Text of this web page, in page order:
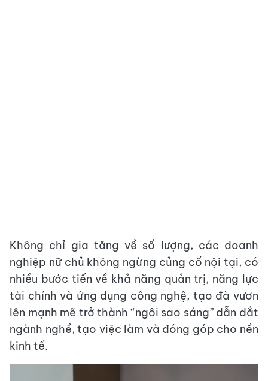
Không chỉ gia tăng về số lượng, các doanh
nghiệp nữ chủ không ngừng củng cố nội tại, có
nhiều bước tiến về khả năng quản trị, năng lực
tài chính và ứng dụng công nghệ, tạo đà vươn
lên mạnh mẽ trở thành “ngôi sao sáng” dẫn dắt
ngành nghề, tạo việc làm và đóng góp cho nền
kinh tế.